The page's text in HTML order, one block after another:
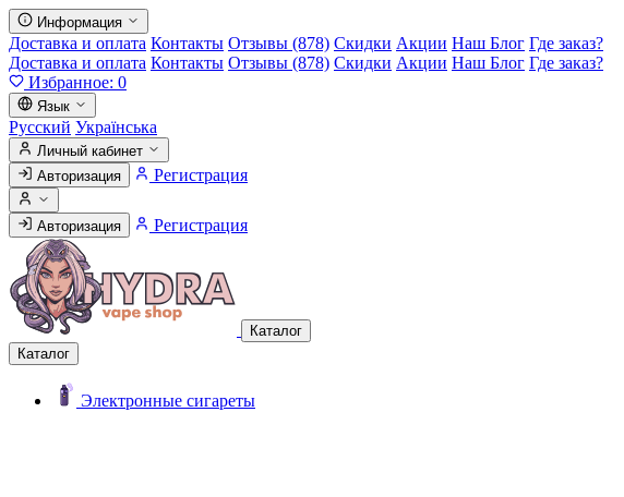
Информация
Доставка и оплата Контакты Отзывы (878) Скидки Акции Наш Блог Где заказ?
Доставка и оплата Контакты Отзывы (878) Скидки Акции Наш Блог Где заказ?
Избранное: 0
Язык
Русский Українська
Личный кабинет
Авторизация
Регистрация
Авторизация Регистрация
Каталог
Каталог
Электронные сигареты